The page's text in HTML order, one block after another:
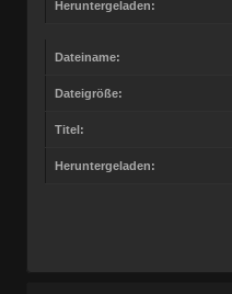
Heruntergeladen:
Dateiname:
Dateigröße:
Titel:
Heruntergeladen: